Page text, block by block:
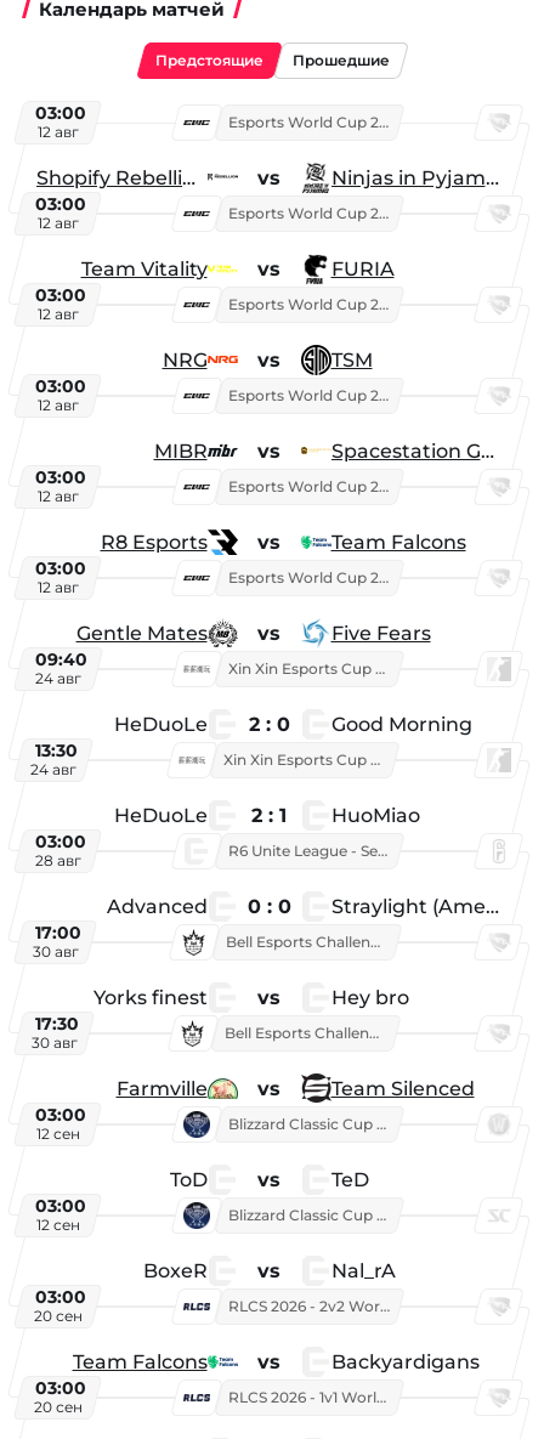
Календарь матчей
Предстоящие Прошедшие
03:00
12 авг
Esports World Cup 2026
Shopify Rebellion vs Ninjas in Pyjamas
03:00
12 авг
Esports World Cup 2026
Team Vitality vs FURIA
03:00
12 авг
Esports World Cup 2026
NRG vs TSM
03:00
12 авг
Esports World Cup 2026
MIBR vs Spacestation Gaming
03:00
12 авг
Esports World Cup 2026
R8 Esports vs Team Falcons
03:00
12 авг
Esports World Cup 2026
Gentle Mates vs Five Fears
09:40
24 авг
Xin Xin Esports Cup 2025
HeDuoLe 2 : 0 Good Morning
13:30
24 авг
Xin Xin Esports Cup 2026
HeDuoLe 2 : 1 HuoMiao
03:00
28 авг
R6 Unite League - Season 1
Advanced 0 : 0 Straylight (American team)
17:00
30 авг
Bell Esports Challenge 2026
Yorks finest vs Hey bro
17:30
30 авг
Bell Esports Challenge 2026
Farmville vs Team Silenced
03:00
12 сен
Blizzard Classic Cup 2026
ToD vs TeD
03:00
12 сен
Blizzard Classic Cup 2026
BoxeR vs Nal_rA
03:00
20 сен
RLCS 2026 - 2v2 World Championship
Team Falcons vs Backyardigans
03:00
20 сен
RLCS 2026 - 1v1 World Championship